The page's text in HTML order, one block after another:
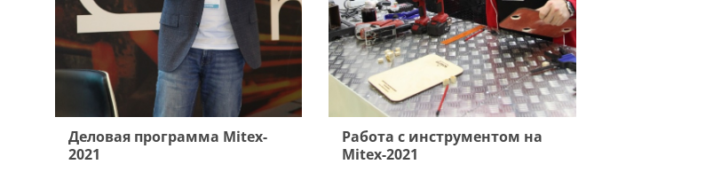
Деловая программа Mitex-
2021
Работа с инструментом на
Mitex-2021